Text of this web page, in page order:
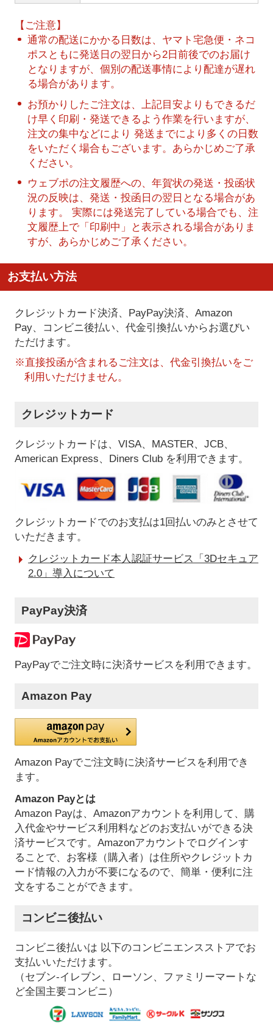
【ご注意】
通常の配送にかかる日数は、ヤマト宅急便・ネコ
ポスともに発送日の翌日から2日前後でのお届け
となりますが、個別の配送事情により配達が遅れ
る場合があります。
お預かりしたご注文は、上記目安よりもできるだ
け早く印刷・発送できるよう作業を行いますが、
注文の集中などにより 発送までにより多くの日数
をいただく場合もございます。あらかじめご了承
ください。
ウェブポの注文履歴への、年賀状の発送・投函状
況の反映は、発送・投函日の翌日となる場合があ
ります。 実際には発送完了している場合でも、注
文履歴上で「印刷中」と表示される場合がありま
すが、あらかじめご了承ください。
お支払い方法
クレジットカード決済、PayPay決済、Amazon
Pay、コンビニ後払い、代金引換払いからお選びい
ただけます。
※直接投函が含まれるご注文は、代金引換払いをご
利用いただけません。
クレジットカード
クレジットカードは、VISA、MASTER、JCB、
American Express、Diners Club を利用できます。
クレジットカードでのお支払は1回払いのみとさせて
いただきます。
クレジットカード本人認証サービス「3Dセキュア
2.0」導入について
PayPay決済
PayPayでご注文時に決済サービスを利用できます。
Amazon Pay
Amazon Payでご注文時に決済サービスを利用でき
ます。
Amazon Payとは
Amazon Payは、Amazonアカウントを利用して、購
入代金やサービス利用料などのお支払いができる決
済サービスです。Amazonアカウントでログインす
ることで、お客様（購入者）は住所やクレジットカ
ード情報の入力が不要になるので、簡単・便利に注
文をすることができます。
コンビニ後払い
コンビニ後払いは 以下のコンビニエンスストアでお
支払いいただけます。
（セブン-イレブン、ローソン、ファミリーマートな
ど全国主要コンビニ）